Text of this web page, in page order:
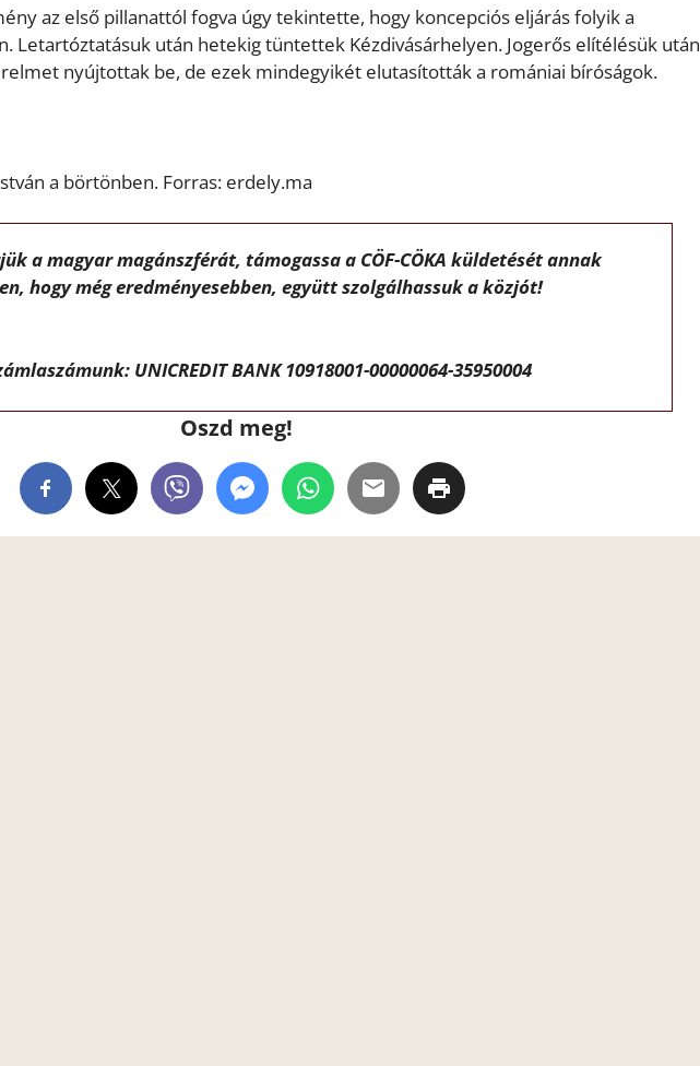
az első pillanattól fogva úgy tekintette, hogy koncepciós eljárás folyik a
Letartóztatásuk után hetekig tüntettek Kézdivásárhelyen. Jogerős elítélésük után
nyújtottak be, de ezek mindegyikét elutasították a romániai bíróságok.
a börtönben. Forras: erdely.ma
a magyar magánszférát, támogassa a CÖF-CÖKA küldetését annak
hogy még eredményesebben, együtt szolgálhassuk a közjót!
UNICREDIT BANK 10918001-00000064-35950004
Oszd meg!